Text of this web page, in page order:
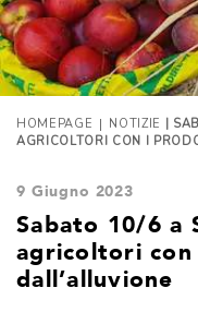
HOMEPAGE | NOTIZIE
|
AGRICOLTORI CON I
9 Giugno 2023
Sabato 10/6 a
agricoltori
dall’alluvione